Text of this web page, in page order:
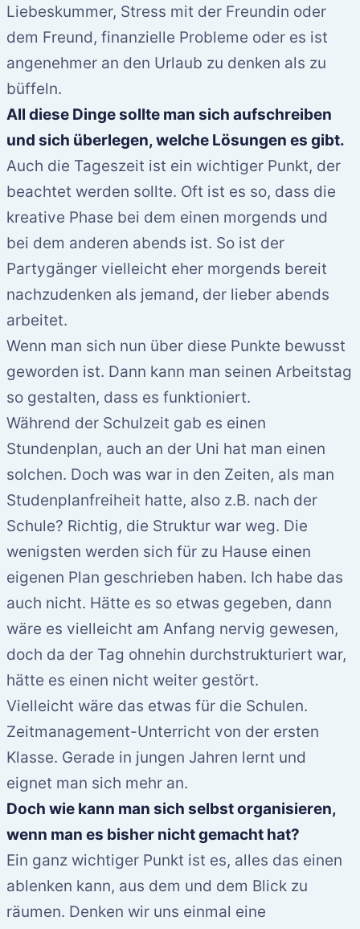
Liebeskummer, Stress mit der Freundin oder
dem Freund, finanzielle Probleme oder es ist
angenehmer an den Urlaub zu denken als zu
büffeln.
All diese Dinge sollte man sich aufschreiben
und sich überlegen, welche Lösungen es gibt.
Auch die Tageszeit ist ein wichtiger Punkt, der
beachtet werden sollte. Oft ist es so, dass die
kreative Phase bei dem einen morgends und
bei dem anderen abends ist. So ist der
Partygänger vielleicht eher morgends bereit
nachzudenken als jemand, der lieber abends
arbeitet.
Wenn man sich nun über diese Punkte bewusst
geworden ist. Dann kann man seinen Arbeitstag
so gestalten, dass es funktioniert.
Während der Schulzeit gab es einen
Stundenplan, auch an der Uni hat man einen
solchen. Doch was war in den Zeiten, als man
Studenplanfreiheit hatte, also z.B. nach der
Schule? Richtig, die Struktur war weg. Die
wenigsten werden sich für zu Hause einen
eigenen Plan geschrieben haben. Ich habe das
auch nicht. Hätte es so etwas gegeben, dann
wäre es vielleicht am Anfang nervig gewesen,
doch da der Tag ohnehin durchstrukturiert war,
hätte es einen nicht weiter gestört.
Vielleicht wäre das etwas für die Schulen.
Zeitmanagement-Unterricht von der ersten
Klasse. Gerade in jungen Jahren lernt und
eignet man sich mehr an.
Doch wie kann man sich selbst organisieren,
wenn man es bisher nicht gemacht hat?
Ein ganz wichtiger Punkt ist es, alles das einen
ablenken kann, aus dem und dem Blick zu
räumen. Denken wir uns einmal eine